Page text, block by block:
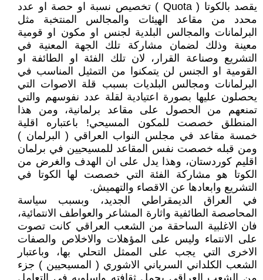
يقصد بالكوتا ( Quota ) تخصيص نسبة او حصة او عدد
محدد من مقاعد الهيئات والمجالس المنتخبة مثل
البرلمانات والمجالس البلدية لجنس او مكون او قومية
معينة وذلك لضمان مشاركة تلك الجهة المعنية في
التشريع وصناعة القرار، لان تلك الفئة او الطائفة او
القومية او الجنس لن يتمكنوا من التمثيل المناسب في
البرلمانات ومجالس البلديات بسبب قلة الاصوات التي
يحصلون عليها بصورة اعتيادية لقلة عدد نفوسهم والتي
تمنعهم من الحصول على مقاعد برلمانية، ومن هذا
المنطلق خصصت للمكون المسيحي! باعتباره اقلية
خمسة مقاعد في مجلس النواب العراقي ( البرلمان )
ومن قبله خصصت نفس المقاعد للمسيحيين في برلمان
اقليم كوردستان، وهذا يدل على ان الهدف والغرض من
الكوتا هو مشاركة الفئة التي خصصت لها الكوتا في
التشريع وابعادها عن الاقصاء والتهميش.
في العراق الديمقراطي الجديد، وبسبب سياسة
المحاصصة الطائفية واثارة المشاعر والعواطف الانتمائية،
فان الاغلبية الساحقة من الشعب العراقي كانت تصوت
على الانتماء وليس على المؤهلات والاخلاص والصفات
الاخرى التي يجب على الممثل التحلي بها، وباعتبار
الشعب الكلداني السرياني الاشوري ( المسيحيين ) جزء